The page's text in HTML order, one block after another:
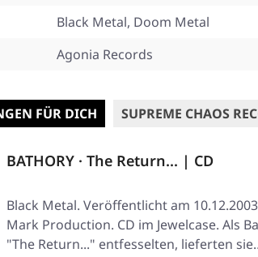
Black Metal, Doom Metal
Agonia Records
FÜR DICH SUPREME CHAOS
BATHORY · The Return... | CD
Black Metal. Veröffentlicht am
Mark Production. CD im Jewelcase. Als
"The Return..." entfesselten, lieferten